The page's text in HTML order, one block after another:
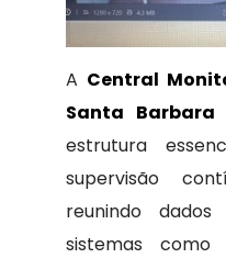
A Central
Santa
estrutura
supervisão
reunindo
sistemas